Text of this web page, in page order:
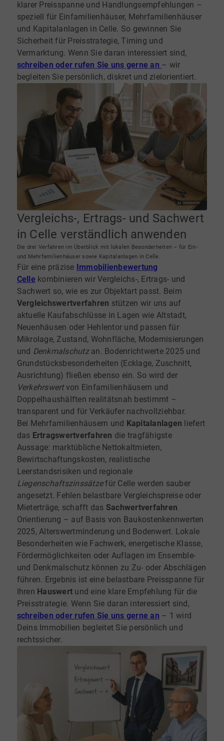
klarer Preisspanne und Handlungsempfehlungen –
speziell für Einfamilienhäuser, Mehrfamilienhäuser
und Kapitalanlagen in Celle. So gewinnen Sie
Sicherheit für Preisstrategie, Timing und
Vermarktung. Wenn Sie daran interessiert sind,
schreiben oder rufen Sie uns gerne an – wir
begleiten Sie persönlich, diskret und zielorientiert.
Vergleichs-, Ertrags- und Sachwert
in Celle verständlich anwenden
Die drei Verfahren im Überblick mit lokalen Besonderheiten – für Ein-
und Mehrfamilienhäuser sowie Kapitalanlagen in Celle.
Für eine präzise Immobilienbewertung
Celle kombinieren wir Vergleichs-, Ertrags- und
Sachwert so, wie es zur Objektart passt. Beim
Vergleichswertverfahren stützen wir uns auf
aktuelle Kaufabschlüsse in Lagen wie Altstadt,
Neuenhäusen oder Hehlentor und passen für
Mikrolage, Zustand, Wohnfläche, Modernisierungen
und Denkmalschutzan. Bodenrichtwerte 2025 und
Grundstücksbesonderheiten (Ecklage, Zuschnitt,
Ausrichtung) fließen ebenso ein. So wird der
Verkehrswertvon Einfamilienhäusern und
Doppelhaushälften realitätsnah bestimmt –
transparent und für Verkäufer nachvollziehbar.
Bei Mehrfamilienhäusern und Kapitalanlagen liefert
das Ertragswertverfahren die tragfähigste
Aussage: marktübliche Nettokaltmieten,
Bewirtschaftungskosten, realistische
Leerstandsrisiken und regionale
Liegenschaftszinssätzefür Celle werden sauber
angesetzt. Fehlen belastbare Vergleichspreise oder
Mieterträge, schafft das Sachwertverfahren
Orientierung – auf Basis von Baukostenkennwerten
2025, Alterswertminderung und Bodenwert. Lokale
Besonderheiten wie Fachwerk, energetische Klasse,
Fördermöglichkeiten oder Auflagen im Ensemble-
und Denkmalschutz können zu Zu- oder Abschlägen
führen. Ergebnis ist eine belastbare Preisspanne für
Ihren Hauswert und eine klare Empfehlung für die
Preisstrategie. Wenn Sie daran interessiert sind,
schreiben oder rufen Sie uns gerne an – 1 wird
Deins Immobilien begleitet Sie persönlich und
rechtssicher.